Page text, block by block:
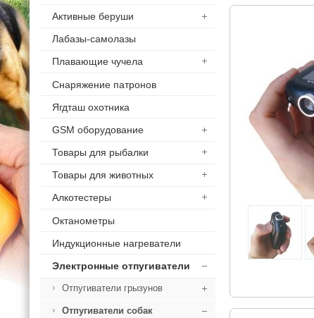
Активные беруши
Лабазы-самолазы
Плавающие чучела
Снаряжение патронов
Ягдташ охотника
GSM оборудование
Товары для рыбалки
Товары для животных
Алкотестеры
Октанометры
Индукционные нагреватели
Электронные отпугиватели
Отпугиватели грызунов
Отпугиватели собак